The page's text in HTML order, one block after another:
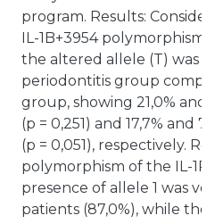
program. Results:
IL-1B+3954
the altered allele (T) was
periodontitis group
group, showing 21,0% and
(p = 0,251) and 17,7% and
(p = 0,051), respectively.
polymorphism of the IL-
presence of allele 1 was
patients (87,0%), while the